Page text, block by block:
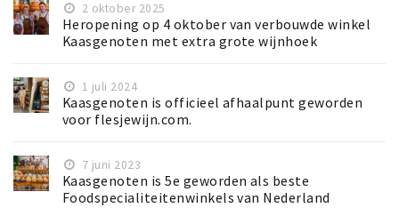
2 oktober 2025
Heropening op 4 oktober van verbouwde winkel
Kaasgenoten met extra grote wijnhoek
1 juli 2024
Kaasgenoten is officieel afhaalpunt geworden
voor flesjewijn.com.
7 juni 2023
Kaasgenoten is 5e geworden als beste
Foodspecialiteitenwinkels van Nederland